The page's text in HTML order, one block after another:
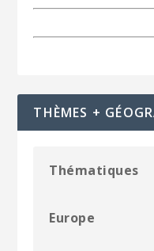
THÈMES +
Thématiques
Europe